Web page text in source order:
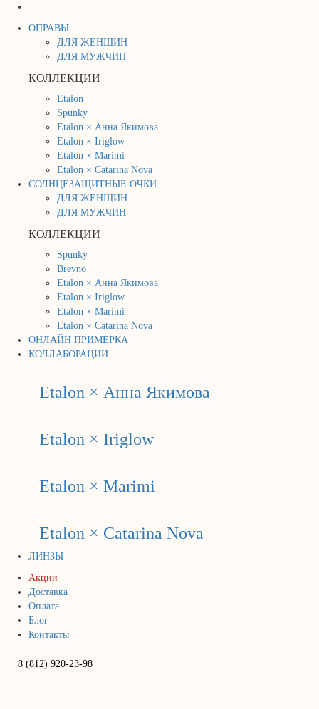
ОПРАВЫ
ДЛЯ ЖЕНЩИН
ДЛЯ МУЖЧИН
КОЛЛЕКЦИИ
Etalon
Spunky
Etalon × Анна Якимова
Etalon × Iriglow
Etalon × Marimi
Etalon × Catarina Nova
СОЛНЦЕЗАЩИТНЫЕ ОЧКИ
ДЛЯ ЖЕНЩИН
ДЛЯ МУЖЧИН
КОЛЛЕКЦИИ
Spunky
Brevno
Etalon × Анна Якимова
Etalon × Iriglow
Etalon × Marimi
Etalon × Catarina Nova
ОНЛАЙН ПРИМЕРКА
КОЛЛАБОРАЦИИ
Etalon × Анна Якимова
Etalon × Iriglow
Etalon × Marimi
Etalon × Catarina Nova
ЛИНЗЫ
Акции
Доставка
Оплата
Блог
Контакты
8 (812) 920-23-98